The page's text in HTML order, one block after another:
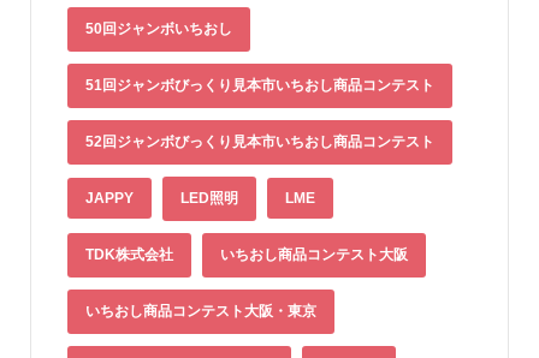
50回ジャンボいちおし
51回ジャンボびっくり見本市いちおし商品コンテスト
52回ジャンボびっくり見本市いちおし商品コンテスト
JAPPY LED照明 LME
TDK株式会社 いちおし商品コンテスト大阪
いちおし商品コンテスト大阪・東京